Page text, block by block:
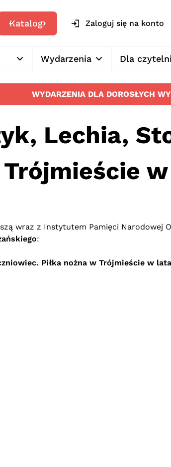
Katalog Zaloguj się na konto
Wydarzenia Dla
WYDARZENIA DLA DOROSŁYCH
Lechia,
Trójmieście
wraz z Instytutem Pamięci Narodowej
:
Piłka nożna w Trójmieście w